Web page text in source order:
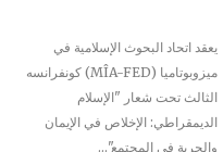
يعقد اتحاد البحوث الإسلامية في
ميزوبوتاميا (MÎA-FED) كونفرانسه
الثالث تحت شعار "الإسلام
الديمقراطي: الإخلاص في الإيمان
والحرية في المجتمع"…